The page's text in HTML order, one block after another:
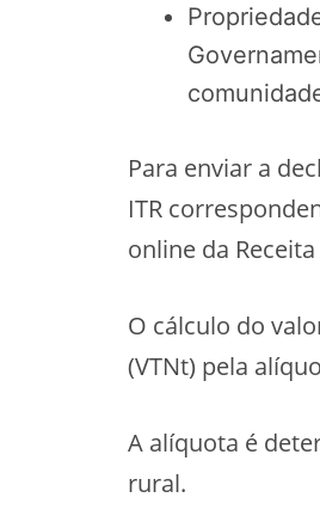
Para enviar a
ITR
online da
O cálculo do
(VTNt) pela
A alíquota é
rural.